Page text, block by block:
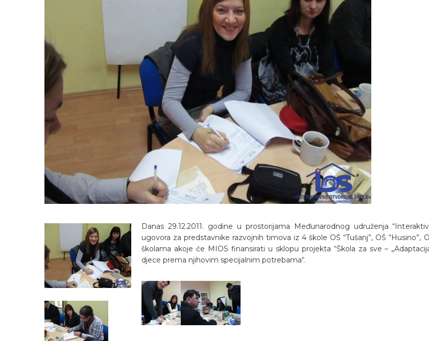
Danas 29.12.2011. godine u prostorijama Međunarodnog udruženja
ugovora za predstavnike razvojnih timova iz 4 škole OŠ “Tušanj”, OŠ “Husino”,
školama akoje će MIOS finansirati u sklopu projekta “Škola za sve –
djece prema njihovim specijalnim potrebama“.